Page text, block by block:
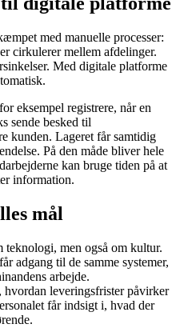
med manuelle processer:
cirkulerer mellem afdelinger.
Med digitale platforme
eksempel registrere, når en
sende besked til
kunden. Lageret får samtidig
På den måde bliver hele
kan bruge tiden på at
information.
mål
men også om kultur.
adgang til de samme systemer,
arbejde.
hvordan leveringsfrister påvirker
får indsigt i, hvad der